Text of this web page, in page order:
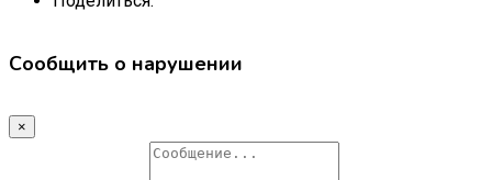
Сообщить о нарушении
×